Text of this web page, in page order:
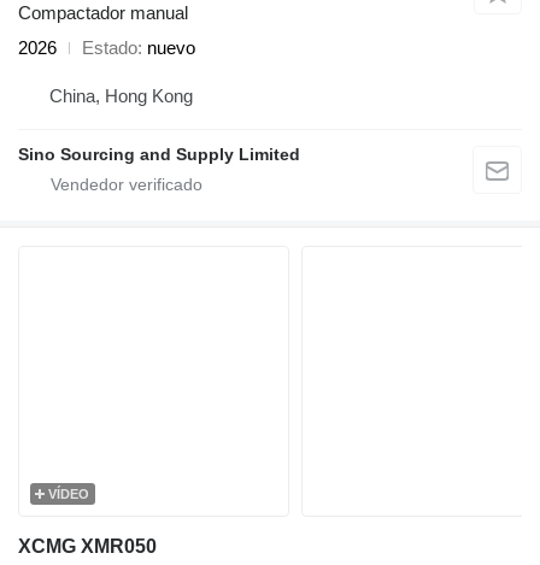
Compactador manual
2026
Estado nuevo
China, Hong Kong
Sino Sourcing and Supply Limited
VÍDEO
XCMG XMR050